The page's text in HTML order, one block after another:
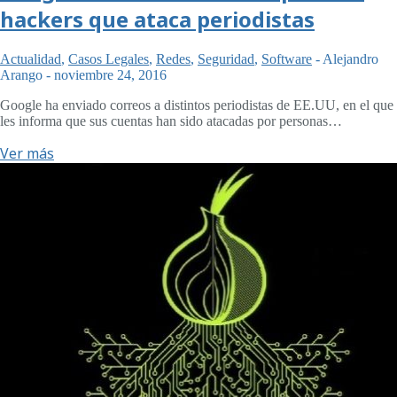
hackers que ataca periodistas
Actualidad, Casos Legales, Redes, Seguridad, Software - Alejandro
Arango - noviembre 24, 2016
Google ha enviado correos a distintos periodistas de EE.UU, en el que
les informa que sus cuentas han sido atacadas por personas…
Ver más